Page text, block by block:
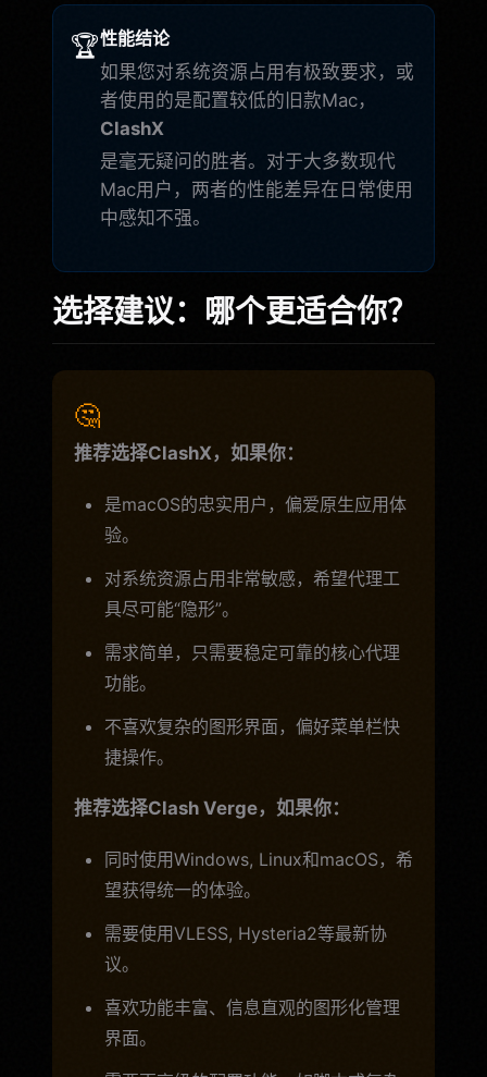
🏆性能结论
如果您对系统资源占用有极致要求，或
者使用的是配置较低的旧款Mac，
ClashX
是毫无疑问的胜者。对于大多数现代
Mac用户，两者的性能差异在日常使用
中感知不强。
选择建议：哪个更适合你？
🤔
推荐选择ClashX，如果你：
是macOS的忠实用户，偏爱原生应用体
验。
对系统资源占用非常敏感，希望代理工
具尽可能“隐形”。
需求简单，只需要稳定可靠的核心代理
功能。
不喜欢复杂的图形界面，偏好菜单栏快
捷操作。
推荐选择Clash Verge，如果你：
同时使用Windows, Linux和macOS，希
望获得统一的体验。
需要使用VLESS, Hysteria2等最新协
议。
喜欢功能丰富、信息直观的图形化管理
界面。